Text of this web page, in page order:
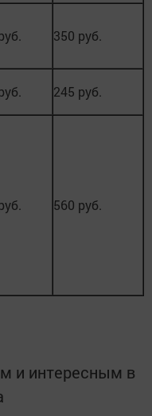
350 руб.
245 руб.
560 руб.
и интересным в